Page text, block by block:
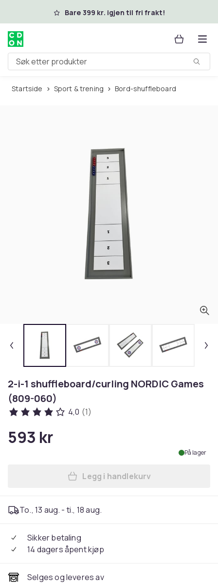
Hopp til hovedinnholdBare 399 kr. igjen til fri frakt!
Søk etter produkter
Startside Sport & trening Bord-shuffleboard
2-i-1 shuffleboard/curling NORDIC Games
(809-060)
4,0 (1)
593 kr
På lager
Legg 2-i-1 shuffleboard/
Legg i handlekurv
To., 13 aug. - ti., 18 aug.
Sikker betaling
14 dagers åpent kjøp
Selges og leveres av